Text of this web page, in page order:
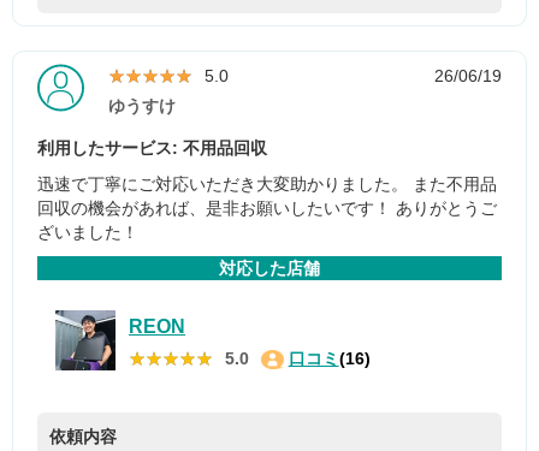
★★★★★
★★★★★ 5.0
26/06/19
ゆうすけ
利用したサービス: 不用品回収
迅速で丁寧にご対応いただき大変助かりました。 また不用品
回収の機会があれば、是非お願いしたいです！ ありがとうご
ざいました！
対応した店舗
REON
★★★★★
★★★★★ 5.0 口コミ (16)
依頼内容